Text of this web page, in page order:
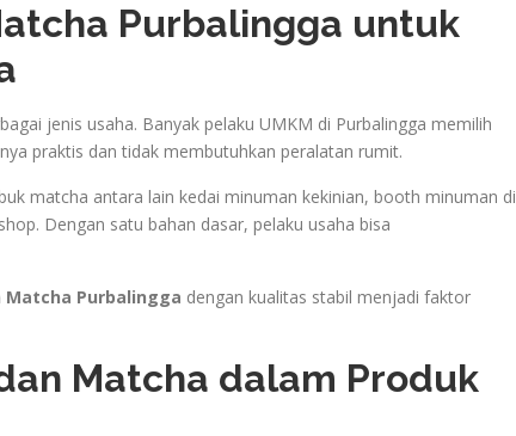
Purbalingga untuk
jenis usaha. Banyak pelaku UMKM di Purbalingga memilih
praktis dan tidak membutuhkan peralatan rumit.
matcha antara lain kedai minuman kekinian, booth minuman di
Dengan satu bahan dasar, pelaku usaha bisa
Purbalingga dengan kualitas stabil menjadi faktor
Matcha dalam Produk